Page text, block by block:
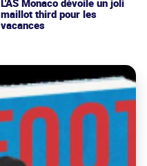
L'AS Monaco dévoile un joli
maillot third pour les
vacances